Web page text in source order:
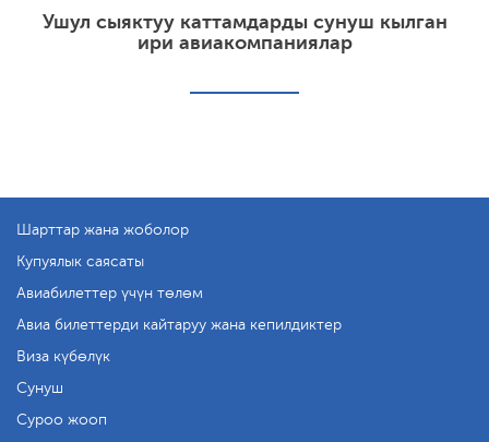
Ушул сыяктуу каттамдарды сунуш кылган
ири авиакомпаниялар
Шарттар жана жоболор
Купуялык саясаты
Авиабилеттер үчүн төлөм
Авиа билеттерди кайтаруу жана кепилдиктер
Виза күбөлүк
Сунуш
Суроо жооп